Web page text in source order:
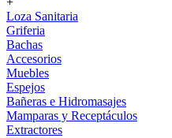
Loza Sanitaria
Griferia
Bachas
Accesorios
Muebles
Espejos
Bañeras e Hidromasajes
Mamparas y Receptáculos
Extractores